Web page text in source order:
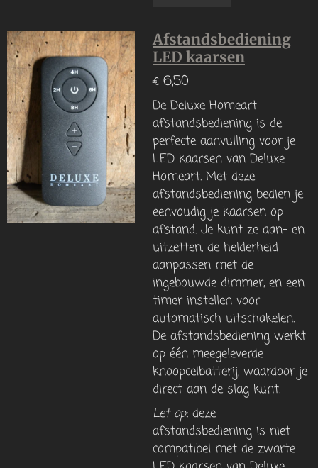
Afstandsbediening
LED kaarsen
€ 6,50
De Deluxe Homeart
afstandsbediening is de
perfecte aanvulling voor je
LED kaarsen van Deluxe
Homeart. Met deze
afstandsbediening bedien je
eenvoudig je kaarsen op
afstand. Je kunt ze aan- en
uitzetten, de helderheid
aanpassen met de
ingebouwde dimmer, en een
timer instellen voor
automatisch uitschakelen.
De afstandsbediening werkt
op één meegeleverde
knoopcelbatterij, waardoor je
direct aan de slag kunt.
Let op: deze
afstandsbediening is niet
compatibel met de zwarte